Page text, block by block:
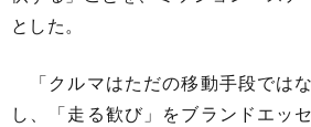
とした。
「クルマはただの移動手段では
し、「走る歓び」をブランドエッ